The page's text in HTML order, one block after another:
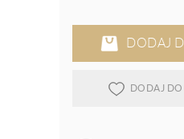
DODAJ
DODAJ